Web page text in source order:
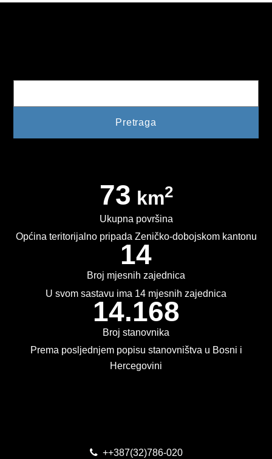
73 km2
Ukupna površina
Općina teritorijalno pripada Zeničko-dobojskom kantonu
14
Broj mjesnih zajednica
U svom sastavu ima 14 mjesnih zajednica
14.168
Broj stanovnika
Prema posljednjem popisu stanovništva u Bosni i
Hercegovini
++387(32)786-020
USLUGE IZ ANEKSA II DIO B ZJN BIH
IZBORI 2020
VIRTUELNA ŠETNJA